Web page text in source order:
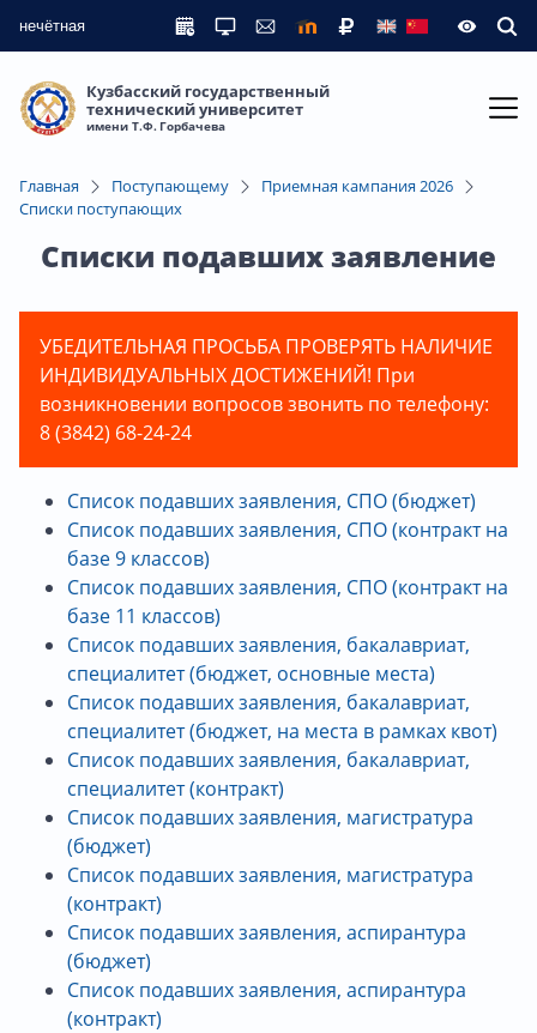
нечётная
Кузбасский государственный
технический университет
имени Т.Ф. Горбачева
Главная Поступающему
Приемная кампания 2026
Списки поступающих
Списки подавших заявление
УБЕДИТЕЛЬНАЯ ПРОСЬБА ПРОВЕРЯТЬ НАЛИЧИЕ
ИНДИВИДУАЛЬНЫХ ДОСТИЖЕНИЙ! При
возникновении вопросов звонить по телефону:
8 (3842) 68-24-24
Список подавших заявления, СПО (бюджет)
Список подавших заявления, СПО (контракт на
базе 9 классов)
Список подавших заявления, СПО (контракт на
базе 11 классов)
Список подавших заявления, бакалавриат,
специалитет (бюджет, основные места)
Список подавших заявления, бакалавриат,
специалитет (бюджет, на места в рамках квот)
Список подавших заявления, бакалавриат,
специалитет (контракт)
Список подавших заявления, магистратура
(бюджет)
Список подавших заявления, магистратура
(контракт)
Список подавших заявления, аспирантура
(бюджет)
Список подавших заявления, аспирантура
(контракт)